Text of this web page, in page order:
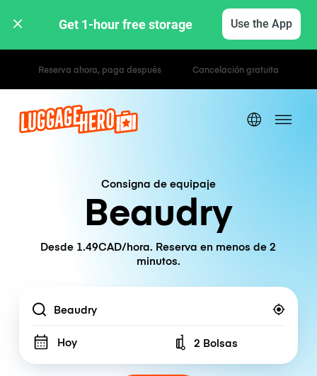
Get 1-hour free storage Use the App
Tarifas por hora / día
Consigna de equipaje
Beaudry
Desde 1.49CAD/hora. Reserva en menos de 2
minutos.
Location
Hoy Number of bags
2 Bolsas